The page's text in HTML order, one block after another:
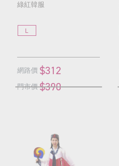
綠紅韓服
L
網路價 $312
門市價 $390